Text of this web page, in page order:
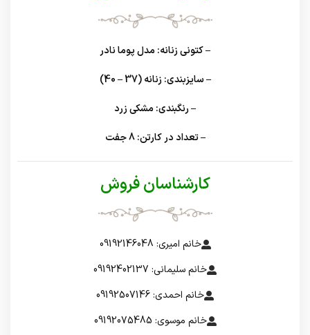
– کتونی زنانه: مدل پوما نادر
– سایزبندی: زنانه (37 – 40)
– رنگبندی: مشکی زرد
– تعداد در کارتن: 8 جفت
کارشناسان فروش
خانم امیری: 09192146048
خانم سلیمانی: 09192402137
خانم احمدی: 09192507146
خانم موسوی: 09192075485